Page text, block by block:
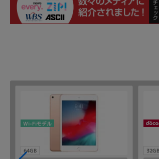
64GB
Wi-Fiモデル
32GB